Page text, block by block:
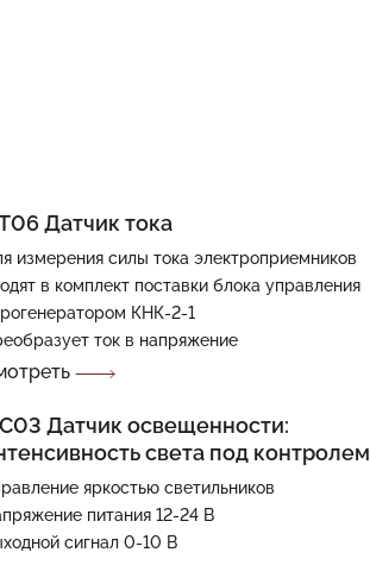
Датчик тока
измерения силы тока электроприемников
в комплект поставки блока управления
КНК-2-1
ток в напряжение
Датчик освещенности:
света под контролем
яркостью светильников
питания 12-24 В
сигнал 0-10 В